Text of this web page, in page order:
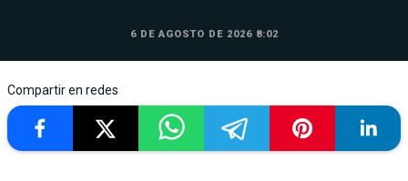
6 DE AGOSTO DE 2026 8:02
Compartir en redes